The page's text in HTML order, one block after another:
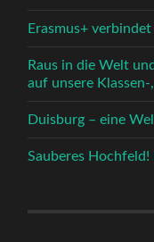
Erasmus+
Raus in die Welt
auf unsere
Duisburg – eine
Sauberes